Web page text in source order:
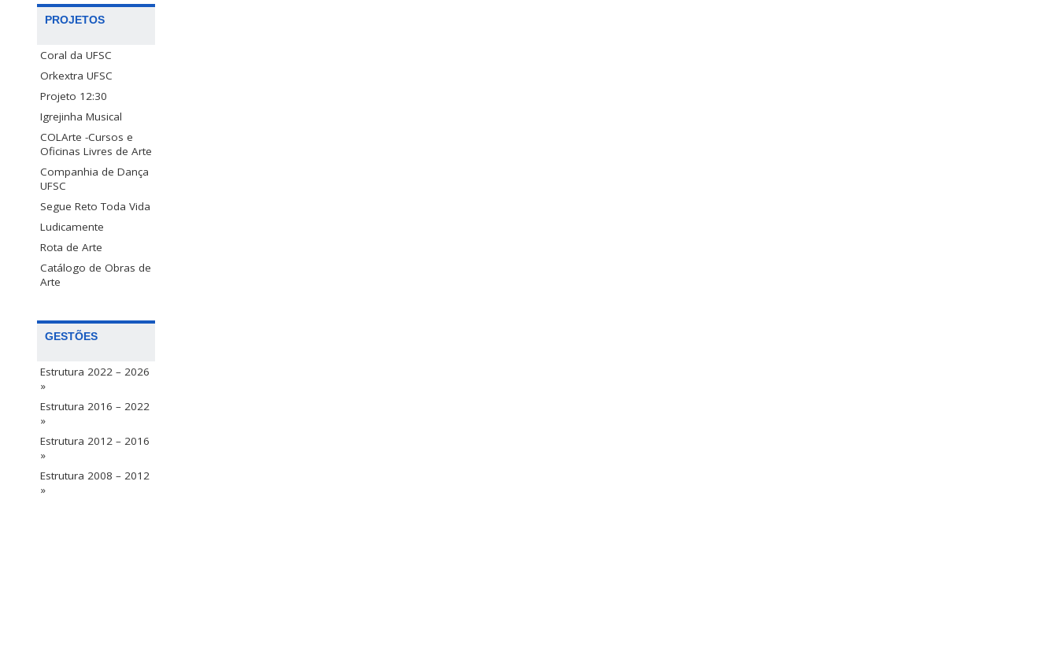
PROJETOS
Coral da UFSC
Orkextra UFSC
Projeto 12:30
Igrejinha Musical
COLArte -Cursos e
Oficinas Livres de Arte
Companhia de Dança
UFSC
Segue Reto Toda Vida
Ludicamente
Rota de Arte
Catálogo de Obras de
Arte
GESTÕES
Estrutura 2022 – 2026
»
Estrutura 2016 – 2022
»
Estrutura 2012 – 2016
»
Estrutura 2008 – 2012
»